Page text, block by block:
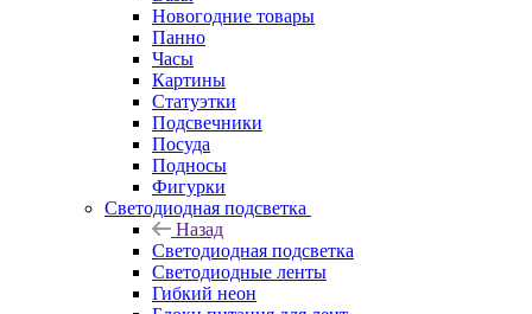
Новогодние товары
Панно
Часы
Картины
Статуэтки
Подсвечники
Посуда
Подносы
Фигурки
Светодиодная подсветка
Назад
Светодиодная подсветка
Светодиодные ленты
Гибкий неон